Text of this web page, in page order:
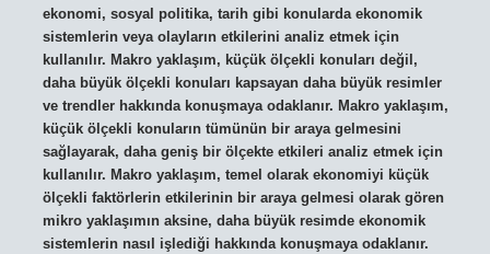
ekonomi, sosyal politika, tarih gibi konularda ekonomik
sistemlerin veya olayların etkilerini analiz etmek için
kullanılır. Makro yaklaşım, küçük ölçekli konuları değil,
daha büyük ölçekli konuları kapsayan daha büyük resimler
ve trendler hakkında konuşmaya odaklanır. Makro yaklaşım,
küçük ölçekli konuların tümünün bir araya gelmesini
sağlayarak, daha geniş bir ölçekte etkileri analiz etmek için
kullanılır. Makro yaklaşım, temel olarak ekonomiyi küçük
ölçekli faktörlerin etkilerinin bir araya gelmesi olarak gören
mikro yaklaşımın aksine, daha büyük resimde ekonomik
sistemlerin nasıl işlediği hakkında konuşmaya odaklanır.